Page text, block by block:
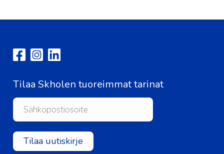
Tilaa Skholen tuoreimmat tarinat
Tilaa uutiskirje